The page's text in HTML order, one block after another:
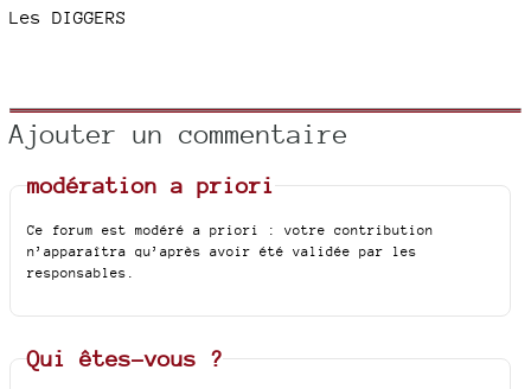
Les DIGGERS
Ajouter un commentaire
modération a priori
Ce forum est modéré a priori : votre contribution
n’apparaîtra qu’après avoir été validée par les
responsables.
Qui êtes-vous ?